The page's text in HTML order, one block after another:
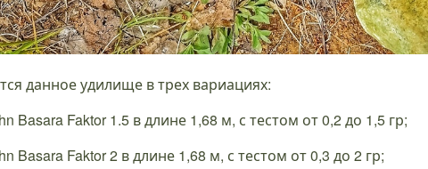
данное удилище в трех вариациях:
Basara Faktor 1.5 в длине 1,68 м, с тестом от 0,2 до 1,5 гр;
Basara Faktor 2 в длине 1,68 м, с тестом от 0,3 до 2 гр;